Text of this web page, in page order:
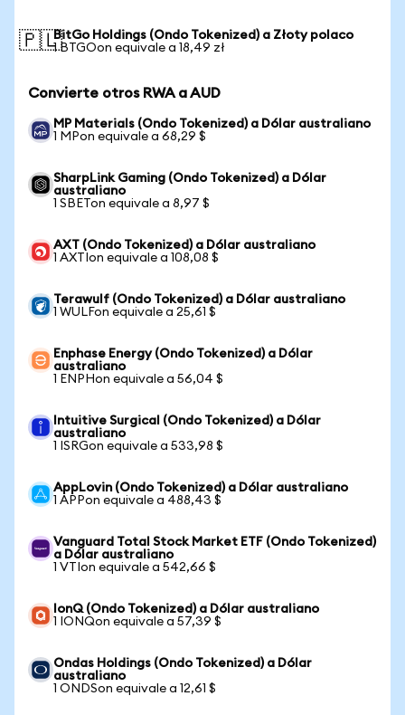
🇵🇱BitGo Holdings (Ondo Tokenized) a Złoty polaco
1 BTGOon equivale a 18,49 zł
Convierte otros RWA a AUD
MP Materials (Ondo Tokenized) a Dólar australiano
1 MPon equivale a 68,29 $
SharpLink Gaming (Ondo Tokenized) a Dólar
australiano
1 SBETon equivale a 8,97 $
AXT (Ondo Tokenized) a Dólar australiano
1 AXTIon equivale a 108,08 $
Terawulf (Ondo Tokenized) a Dólar australiano
1 WULFon equivale a 25,61 $
Enphase Energy (Ondo Tokenized) a Dólar
australiano
1 ENPHon equivale a 56,04 $
Intuitive Surgical (Ondo Tokenized) a Dólar
australiano
1 ISRGon equivale a 533,98 $
AppLovin (Ondo Tokenized) a Dólar australiano
1 APPon equivale a 488,43 $
Vanguard Total Stock Market ETF (Ondo Tokenized)
a Dólar australiano
1 VTIon equivale a 542,66 $
IonQ (Ondo Tokenized) a Dólar australiano
1 IONQon equivale a 57,39 $
Ondas Holdings (Ondo Tokenized) a Dólar
australiano
1 ONDSon equivale a 12,61 $